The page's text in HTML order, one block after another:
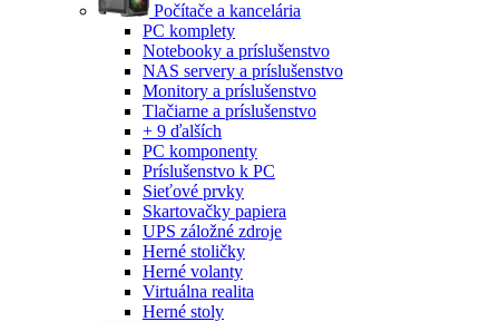
Počítače a kancelária
PC komplety
Notebooky a príslušenstvo
NAS servery a príslušenstvo
Monitory a príslušenstvo
Tlačiarne a príslušenstvo
+ 9 ďalších
PC komponenty
Príslušenstvo k PC
Sieťové prvky
Skartovačky papiera
UPS záložné zdroje
Herné stoličky
Herné volanty
Virtuálna realita
Herné stoly